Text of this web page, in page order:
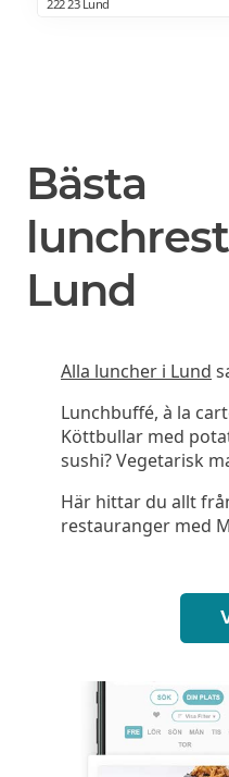
222 23 Lund
Bästa
Lund
Alla luncher i Lund
Lunchbuffé, à la
Köttbullar med
sushi? Vegetarisk
Här hittar du allt
restauranger med